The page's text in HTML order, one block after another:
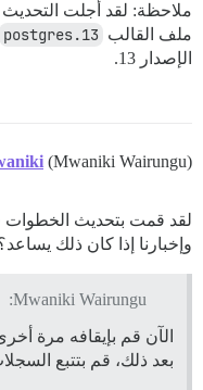
ملف القالب postgres.13
الإصدار 13.
(Mwaniki Wairungu)
لقد قمت بتحديث الخطوات
وإخبارنا إذا كان ذلك
Mwaniki Wairungu:
الآن قم بإيقافه مرة
بعد ذلك، قم بتتبع